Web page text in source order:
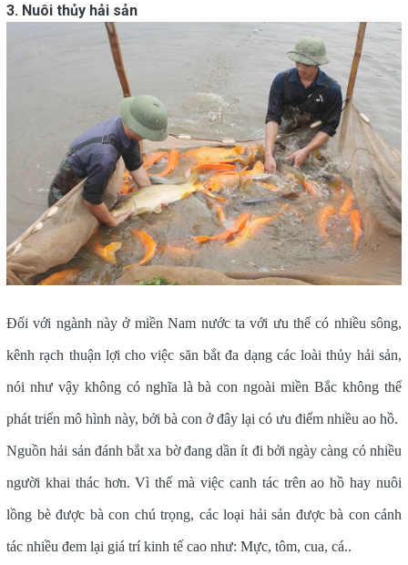
3. Nuôi thủy hải sản
Đối với ngành này ở miền Nam nước ta với ưu thế có nhiều sông,
kênh rạch thuận lợi cho việc săn bắt đa dạng các loài thủy hải sản,
nói như vậy không có nghĩa là bà con ngoài miền Bắc không thể
phát triển mô hình này, bởi bà con ở đây lại có ưu điểm nhiều ao hồ.
Nguồn hải sản đánh bắt xa bờ đang dần ít đi bởi ngày càng có nhiều
người khai thác hơn. Vì thế mà việc canh tác trên ao hồ hay nuôi
lồng bè được bà con chú trọng, các loại hải sản được bà con cánh
tác nhiều đem lại giá trí kinh tế cao như: Mực, tôm, cua, cá..